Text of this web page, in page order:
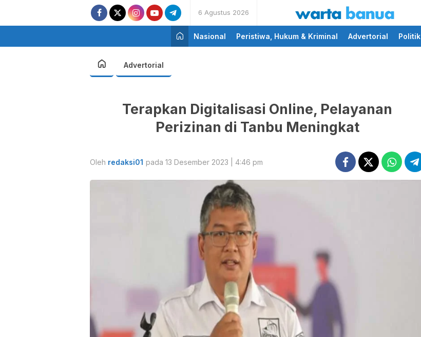
6 Agustus 2026
wartabanua.com
memberikan informasi
yang cerdas dan fakta
Nasional Peristiwa, Hukum & Kriminal Advertorial Politik
Advertorial
Terapkan Digitalisasi Online, Pelayanan
Perizinan di Tanbu Meningkat
Oleh redaksi01 pada 13 Desember 2023 | 4:46 pm